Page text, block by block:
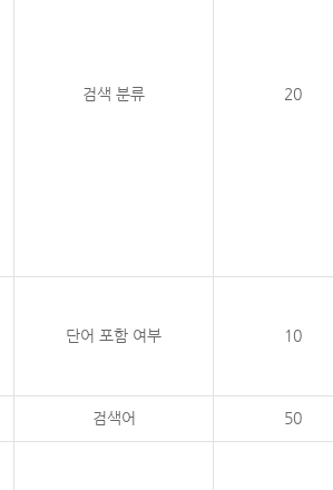
검색 분류 20
단어 포함 여부 10
검색어 50